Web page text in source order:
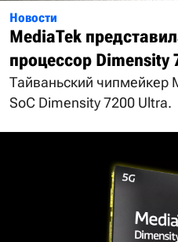
Новости
MediaTek
процессор Dimensity
Тайваньский чипмейкер
SoC Dimensity 7200 Ultra.